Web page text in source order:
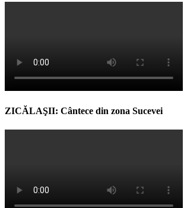
ZICĂLAŞII: Cântece din zona Sucevei